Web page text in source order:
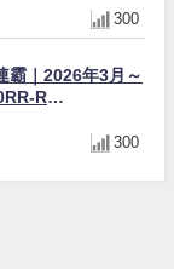
300
霸｜2026年3月～
R
300